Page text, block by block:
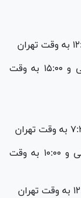
اسپانیا - تایلند، ساعت ۱۹:۳۰ به وقت محلی و ۱۵:۰۰ به وقت
پرتغال - تانزانیا، ساعت ۱۴:۳۰ به وقت محلی و ۱۰:۰۰ به وقت